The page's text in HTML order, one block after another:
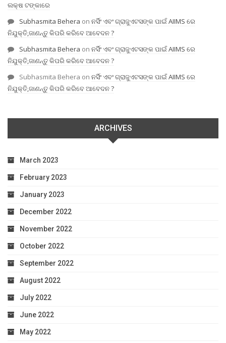
ଲକ୍ଷ ଟଙ୍କାରେ
Subhasmita Behera on ନର୍ସିଂ ଏବଂ ଗ୍ରାଜୁଏଟସଙ୍କ ପାଇଁ AIIMS ରେ
ନିଯୁକ୍ତି,ଜାଣନ୍ତୁ କିପରି କରିବେ ଆବେଦନ ?
Subhasmita Behera on ନର୍ସିଂ ଏବଂ ଗ୍ରାଜୁଏଟସଙ୍କ ପାଇଁ AIIMS ରେ
ନିଯୁକ୍ତି,ଜାଣନ୍ତୁ କିପରି କରିବେ ଆବେଦନ ?
Subhasmita Behera on ନର୍ସିଂ ଏବଂ ଗ୍ରାଜୁଏଟସଙ୍କ ପାଇଁ AIIMS ରେ
ନିଯୁକ୍ତି,ଜାଣନ୍ତୁ କିପରି କରିବେ ଆବେଦନ ?
ARCHIVES
March 2023
February 2023
January 2023
December 2022
November 2022
October 2022
September 2022
August 2022
July 2022
June 2022
May 2022